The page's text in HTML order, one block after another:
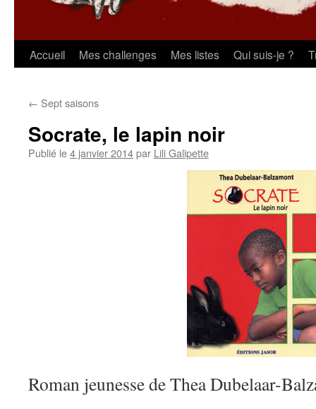
Aller
contenu
Accueil Mes challenges Mes listes Qui suis-je ?
← Sept saisons
Socrate, le lapin noir
Publié le4 janvier 2014par Lili Galipette
Roman jeunesse de Thea Dubelaar-